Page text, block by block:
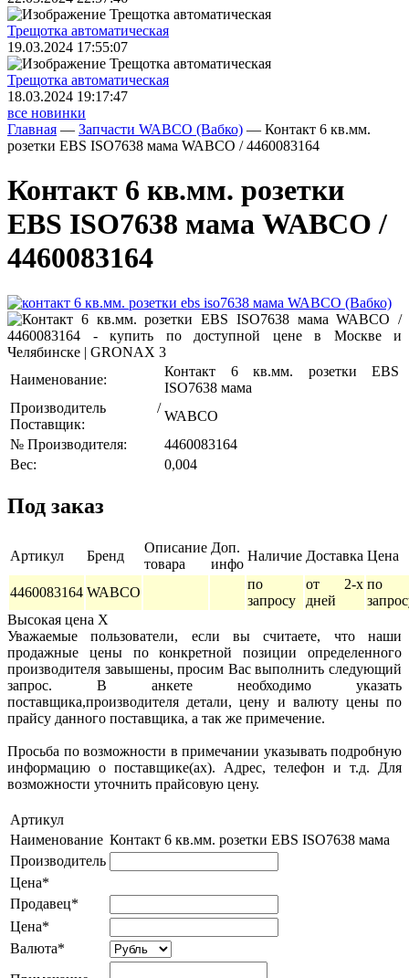
Трещoтка автоматическая
19.03.2024 17:55:07
Трещoтка автоматическая
18.03.2024 19:17:47
все новинки
Главная — Запчасти WABCO (Вабко) — Контакт 6 кв.мм.
розетки EBS ISO7638 мама WABCO / 4460083164
Контакт 6 кв.мм. розетки
EBS ISO7638 мама WABCO /
4460083164
Наименование:
Контакт 6 кв.мм. розетки EBS
ISO7638 мама
Производитель /
Поставщик:
WABCO
№ Производителя:
4460083164
Вес:
0,004
Под заказ
Артикул Бренд
Описание
товара
Доп.
инфо
Наличие Доставка Цена
4460083164 WABCO
по
запросу
от 2-х
дней
по
Высокая цена X
Уважаемые пользователи, если вы считаете, что наши
продажные цены по конкретной позиции определенного
производителя завышены, просим Вас выполнить следующий
запрос. В анкете необходимо указать
поставщика,производителя детали, цену и валюту цены по
прайсу данного поставщика, а так же примечение.
Просьба по возможности в примечании указывать подробную
информацию о поставщике(ах). Адрес, телефон и т.д. Для
возможности уточнить прайсовую цену.
Артикул
Наименование Контакт 6 кв.мм. розетки EBS ISO7638 мама
Производитель
Цена*
Продавец*
Цена*
Валюта*